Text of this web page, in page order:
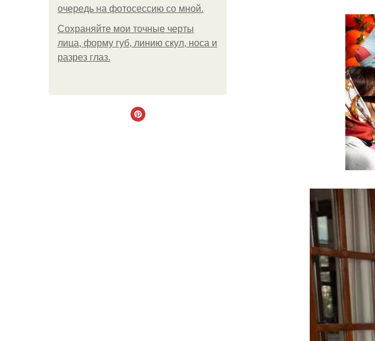
очередь на фотосессию со мной.
Сохраняйте мои точные черты
лица, форму губ, линию скул, носа и
разрез глаз.